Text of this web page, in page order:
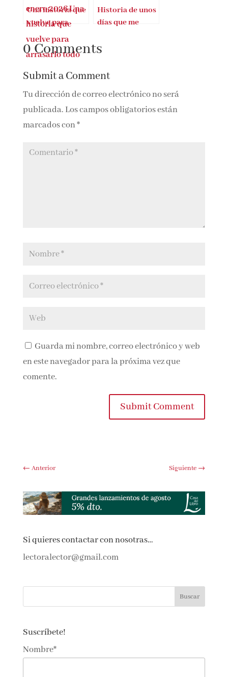
Una historia que
vuelve para
arrasarlo todo
Historia de unos
cambiaron para
0 Comments
Submit a Comment
Tu dirección de correo electrónico no será
publicada.Los campos obligatorios están
Guarda mi nombre, correo electrónico y
web en este navegador para la próxima vez que
Submit Comment
Si quieres contactar con nosotras…
Suscríbete!
Nombre*